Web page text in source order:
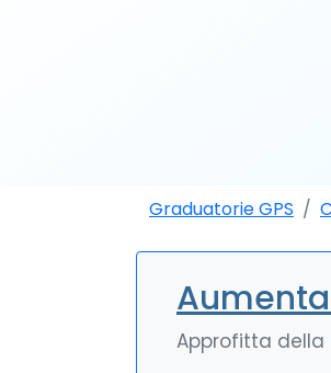
Graduatorie GPS
Approfitta della